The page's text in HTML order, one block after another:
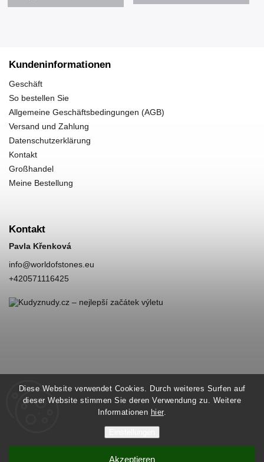
Diese Website verwendet Cookies. Durch weiteres Surfen auf
dieser Website stimmen Sie deren Verwendung zu. Weitere
Informationen hier.
Akzeptieren
Kundeninformationen
Geschäft
So bestellen Sie
Allgemeine Geschäftsbedingungen (AGB)
Versand und Zahlung
Datenschutzerklärung
Kontakt
Großhandel
Meine Bestellung
Kontakt
Pavla Křenková
info@worldofstones.eu
+420571116425
World of Stones. Alle Rechte vorbehalten.